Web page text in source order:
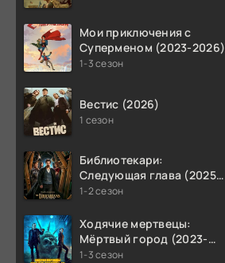
Мои приключения с
Суперменом (2023-2026)
1-3 сезон
Вестис (2026)
1 сезон
Библиотекари:
Следующая глава (2025-
2026)
1-2 сезон
Ходячие мертвецы:
Мёртвый город (2023-
2026)
1-3 сезон